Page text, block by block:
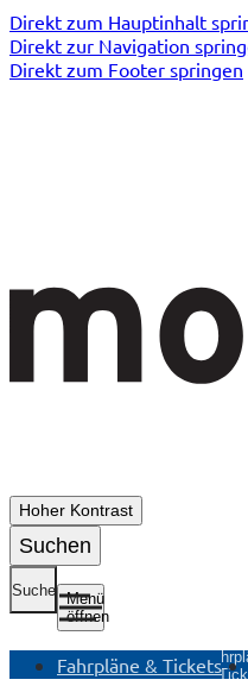
Direkt zum Hauptinhalt
Direkt zur Navigation
Direkt zum Footer springen
Hoher Kontrast
Suchen
Suche
Menü
öffnen
Fahrpläne & Tickets
&